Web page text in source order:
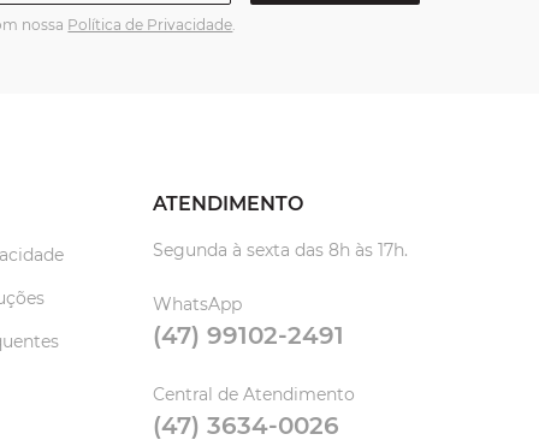
nossa Política de Privacidade.
ATENDIMENTO
Segunda à sexta das 8h às 17h.
WhatsApp
(47) 99102-2491
Central de Atendimento
(47) 3634-0026